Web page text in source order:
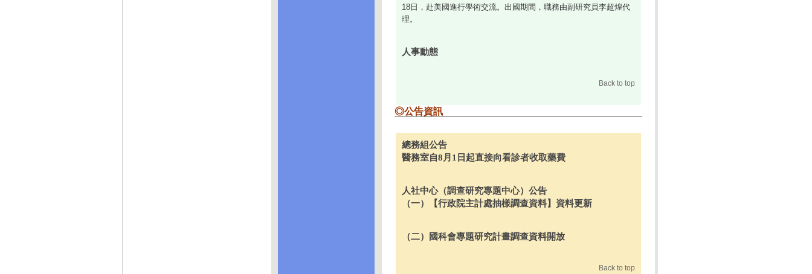
18日，赴美國進行學術交流。出國期間，職務由副研究員李超煌代
理。
人事動態
Back to top
◎公告資訊
總務組公告
醫務室自8月1日起直接向看診者收取藥費
人社中心（調查研究專題中心）公告
（一）【行政院主計處抽樣調查資料】資料更新
（二）國科會專題研究計畫調查資料開放
Back to top